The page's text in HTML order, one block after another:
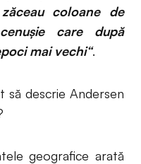
coloane de
care după
mai vechi“.
să descrie Andersen
geografice arată